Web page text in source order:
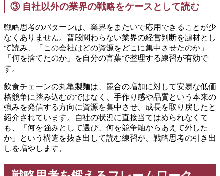
③ 自社以外の業界の戦略をケースとして読む
戦略思考のパターンは、業界をまたいで応用できることが少
なくありません。普段関わらない業界の経営判断を題材とし
て読み、「この会社はどの資源をどこに集中させたのか」
「何を捨てたのか」を自分の言葉で整理する練習が有効で
す。
飲食チェーンの丸亀製麺は、競合の増加に対して安易な低価
格競争に踏み込むのではなく、手作り感や品質という本来の
強みを発信する方向に資源を集中させ、成長を取り戻したと
紹介されています。自社の状況に直接当てはめられなくて
も、「何を強みとして選び、何を競争軸からあえて外した
か」という構造を抜き出して読む練習が、戦略思考の引き出
しを増やします。